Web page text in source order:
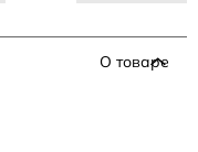
О товаре